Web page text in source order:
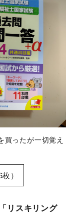
買ったが一切覚え
）
リスキリング